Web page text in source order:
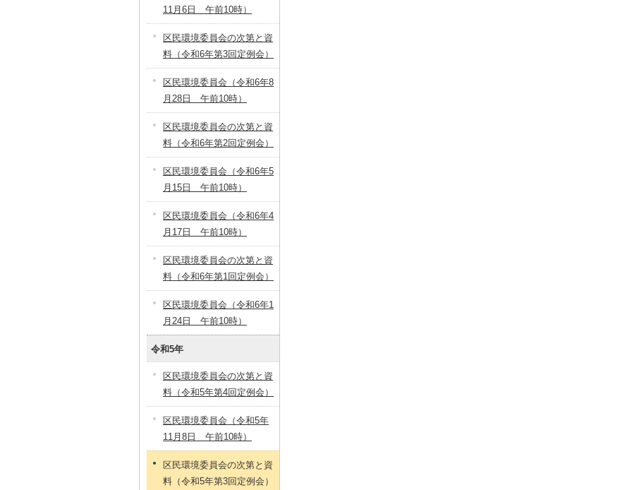
11月6日 午前10時）
区民環境委員会の次第と資
料（令和6年第3回定例会）
区民環境委員会（令和6年8
月28日 午前10時）
区民環境委員会の次第と資
料（令和6年第2回定例会）
区民環境委員会（令和6年5
月15日 午前10時）
区民環境委員会（令和6年4
月17日 午前10時）
区民環境委員会の次第と資
料（令和6年第1回定例会）
区民環境委員会（令和6年1
月24日 午前10時）
令和5年
区民環境委員会の次第と資
料（令和5年第4回定例会）
区民環境委員会（令和5年
11月8日 午前10時）
区民環境委員会の次第と資
料（令和5年第3回定例会）